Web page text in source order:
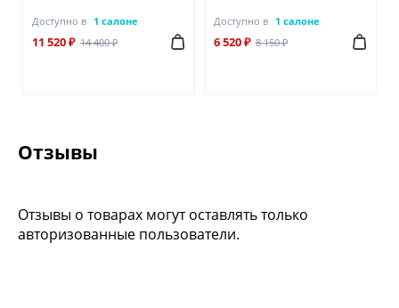
Доступно в 1 салоне
11 520 ₽ 14 400 ₽
Доступно в 1 салоне
6 520 ₽ 8 150 ₽
Отзывы
Отзывы о товарах могут оставлять только
авторизованные пользователи.